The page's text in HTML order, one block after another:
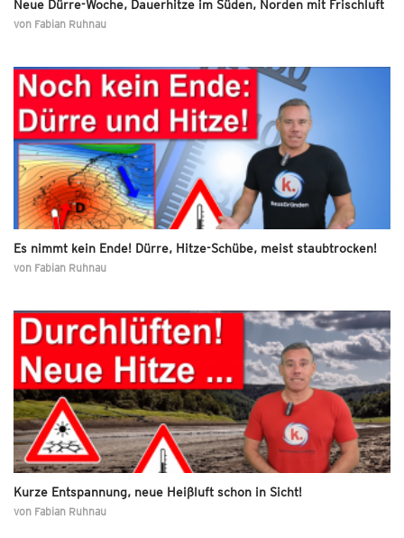
Neue Dürre-Woche, Dauerhitze im Süden, Norden mit Frischluft
von Fabian Ruhnau
Es nimmt kein Ende! Dürre, Hitze-Schübe, meist staubtrocken!
von Fabian Ruhnau
Kurze Entspannung, neue Heißluft schon in Sicht!
von Fabian Ruhnau